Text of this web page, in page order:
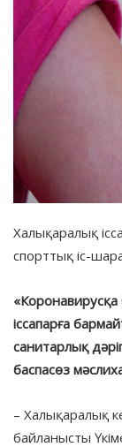
Халықаралық
спорттық іс-
іссапарға
санитарлық
баспасөз
– Халықаралық
байланысты